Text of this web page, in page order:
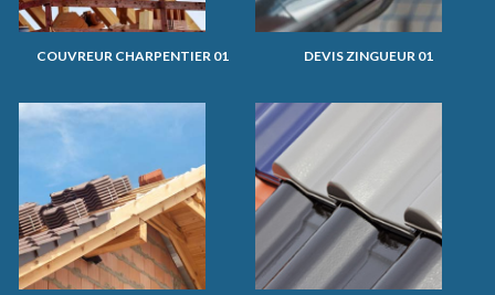
COUVREUR CHARPENTIER 01 DEVIS ZINGUEUR 01